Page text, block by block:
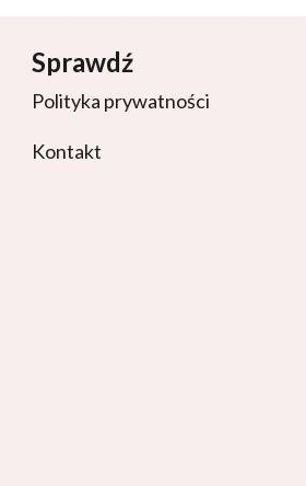
Sprawdź
Polityka prywatności
Kontakt